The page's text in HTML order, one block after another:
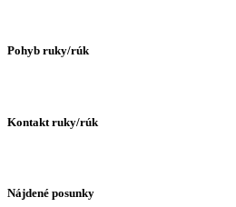
Pohyb ruky/rúk
Kontakt ruky/rúk
Nájdené posunky